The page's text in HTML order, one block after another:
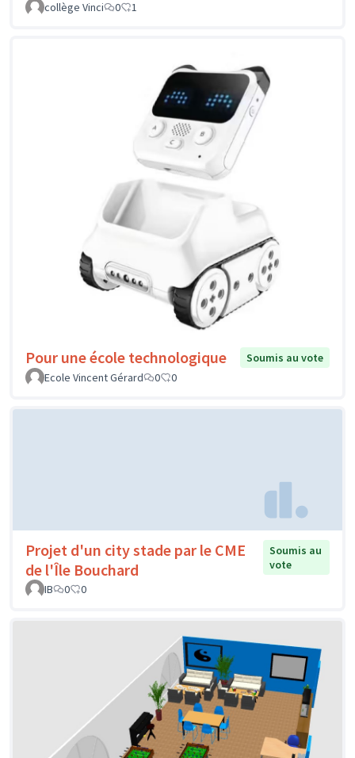
collège Vinci 0 1
Pour une école technologique
Soumis au vote
Ecole Vincent Gérard
0 0
Projet d'un city stade par le CME
de l'Île Bouchard
Soumis au
vote
IB
0 0